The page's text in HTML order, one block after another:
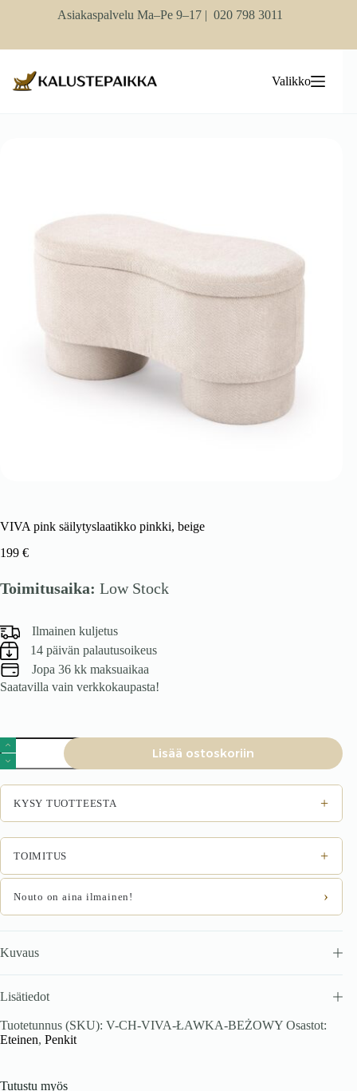
Asiakaspalvelu Ma–Pe 9–17 | 020 798 3011
Valikko
VIVA pink säilytyslaatikko pinkki, beige
199 €
Toimitusaika: Low Stock
Ilmainen kuljetus
14 päivän palautusoikeus
Jopa 36 kk maksuaikaa
Saatavilla vain verkkokaupasta!
VIVA
pink
säilytyslaatikko
pinkki,
beige
määrä
Lisää ostoskoriin
KYSY TUOTTEESTA +
TOIMITUS +
Nouto on aina ilmainen! ›
Kuvaus
Lisätiedot
Tuotetunnus (SKU): V-CH-VIVA-ŁAWKA-BEŻOWY Osastot:
Eteinen, Penkit
Tutustu myös